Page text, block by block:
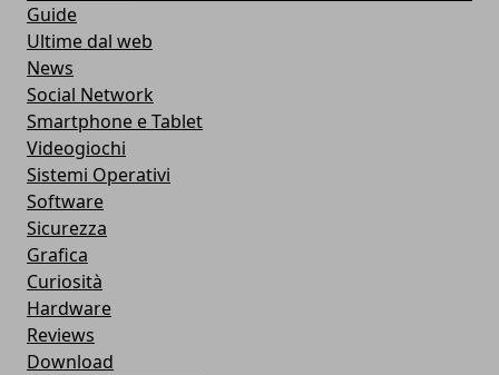
Guide
Ultime dal web
News
Social Network
Smartphone e Tablet
Videogiochi
Sistemi Operativi
Software
Sicurezza
Grafica
Curiosità
Hardware
Reviews
Download